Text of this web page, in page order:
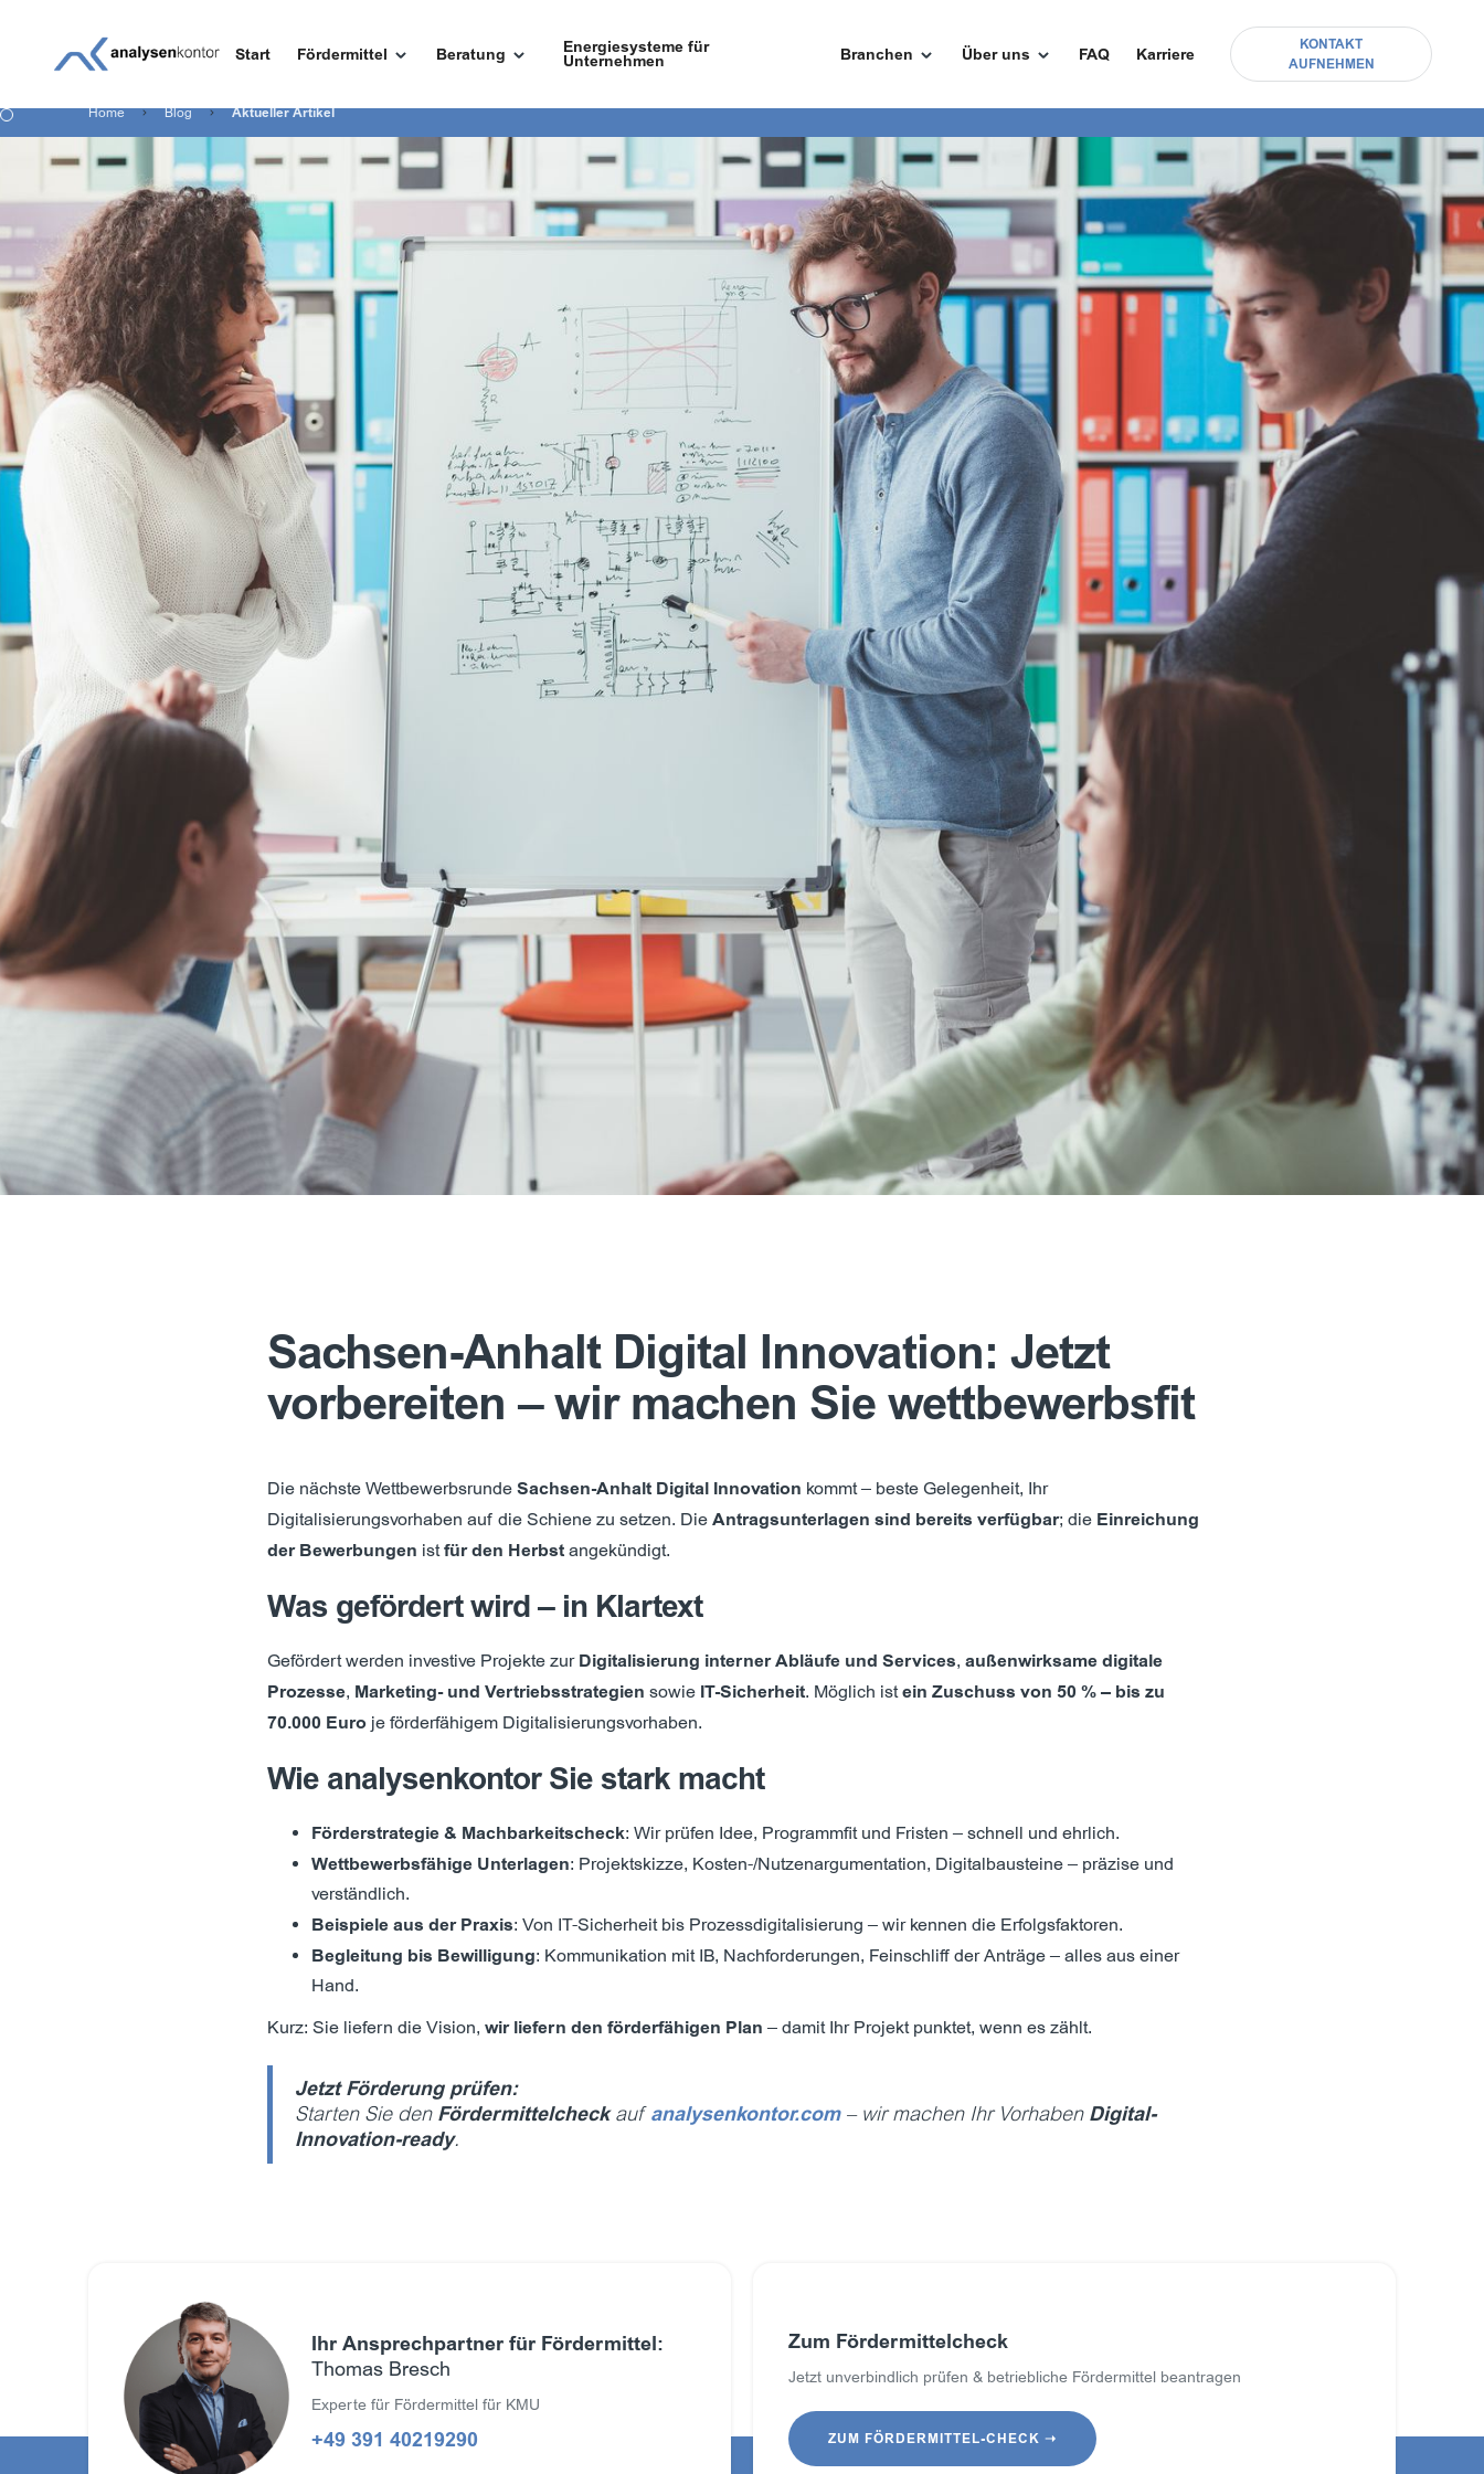
Start Fördermittel Beratung Energiesysteme für
Unternehmen Branchen Über uns FAQ Karriere
KONTAKT
AUFNEHMEN
Home Blog Aktueller Artikel
Sachsen-Anhalt Digital Innovation: Jetzt
vorbereiten – wir machen Sie wettbewerbsfit
Die nächste Wettbewerbsrunde Sachsen-Anhalt Digital Innovation kommt – beste Gelegenheit, Ihr
Digitalisierungsvorhaben auf die Schiene zu setzen. Die Antragsunterlagen sind bereits verfügbar; die Einreichung
der Bewerbungen istfür den Herbst angekündigt.
Was gefördert wird – in Klartext
Gefördert werden investive Projekte zur Digitalisierung interner Abläufe und Services, außenwirksame digitale
Prozesse, Marketing- und Vertriebsstrategien sowie IT-Sicherheit. Möglich istein Zuschuss von 50 % – bis zu
70.000 Euro je förderfähigem Digitalisierungsvorhaben.
Wie analysenkontor Sie stark macht
Förderstrategie & Machbarkeitscheck: Wir prüfen Idee, Programmfit und Fristen – schnell und ehrlich.
Wettbewerbsfähige Unterlagen: Projektskizze, Kosten-/Nutzenargumentation, Digitalbausteine – präzise und
verständlich.
Beispiele aus der Praxis: Von IT-Sicherheit bis Prozessdigitalisierung – wir kennen die Erfolgsfaktoren.
Begleitung bis Bewilligung: Kommunikation mit IB, Nachforderungen, Feinschliff der Anträge – alles aus einer
Hand.
Kurz: Sie liefern die Vision, wir liefern den förderfähigen Plan – damit Ihr Projekt punktet, wenn es zählt.
Jetzt Förderung prüfen:
Starten Sie den Fördermittelcheckaufanalysenkontor.com– wir machen Ihr Vorhaben Digital-
Innovation-ready.
Ihr Ansprechpartner für Fördermittel:
Thomas Bresch
Experte für Fördermittel für KMU
+49 391 40219290
Zum Fördermittelcheck
Jetzt unverbindlich prüfen & betriebliche Fördermittel beantragen
ZUM FÖRDERMITTEL-CHECK ➝